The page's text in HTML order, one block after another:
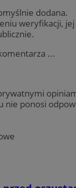
dodana.
weryfikacji,
...
nie ponosi